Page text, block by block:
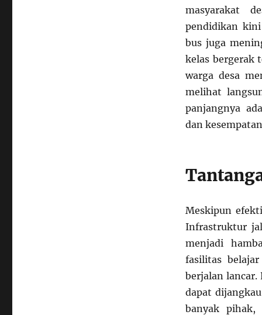
masyarakat
pendidikan
bus juga
kelas bergerak
warga desa
melihat
panjangnya
dan
Meskipun
Infrastruktur
menjadi
fasilitas
berjalan
dapat
banyak pihak,